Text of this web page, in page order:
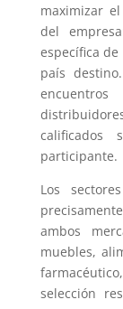
maximizar
del
específica
país
calificados
participante.
Los
ambos
muebles,
selección